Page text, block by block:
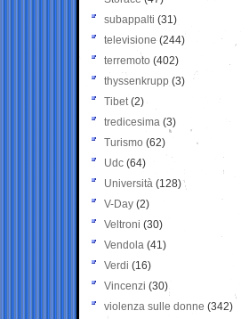
subappalti (31)
televisione(244)
terremoto (402)
thyssenkrupp (3)
Tibet(2)
tredicesima (3)
Turismo (62)
Udc (64)
Università (128)
V-Day (2)
Veltroni (30)
Vendola (41)
Verdi (16)
Vincenzi (30)
violenza sulle donne (342)